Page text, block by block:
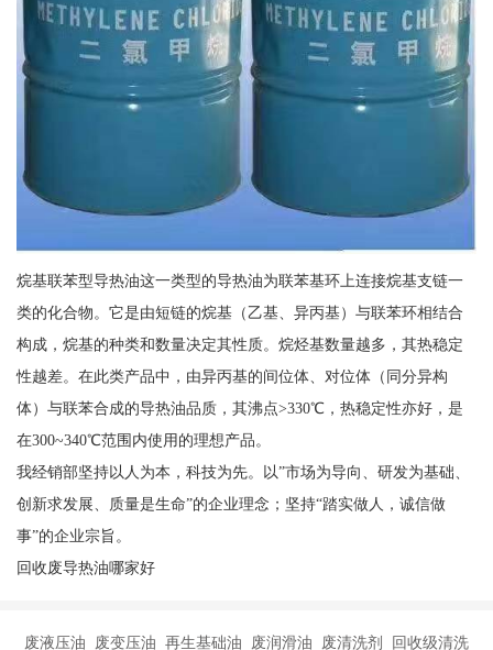
烷基联苯型导热油这一类型的导热油为联苯基环上连接烷基支链一
类的化合物。它是由短链的烷基（乙基、异丙基）与联苯环相结合
构成，烷基的种类和数量决定其性质。烷烃基数量越多，其热稳定
性越差。在此类产品中，由异丙基的间位体、对位体（同分异构
体）与联苯合成的导热油品质，其沸点>330℃，热稳定性亦好，是
在300~340℃范围内使用的理想产品。
我经销部坚持以人为本，科技为先。以”市场为导向、研发为基础、
创新求发展、质量是生命”的企业理念；坚持“踏实做人，诚信做
事”的企业宗旨。
回收废导热油哪家好
废液压油 废变压油 再生基础油 废润滑油 废清洗剂 回收级清洗